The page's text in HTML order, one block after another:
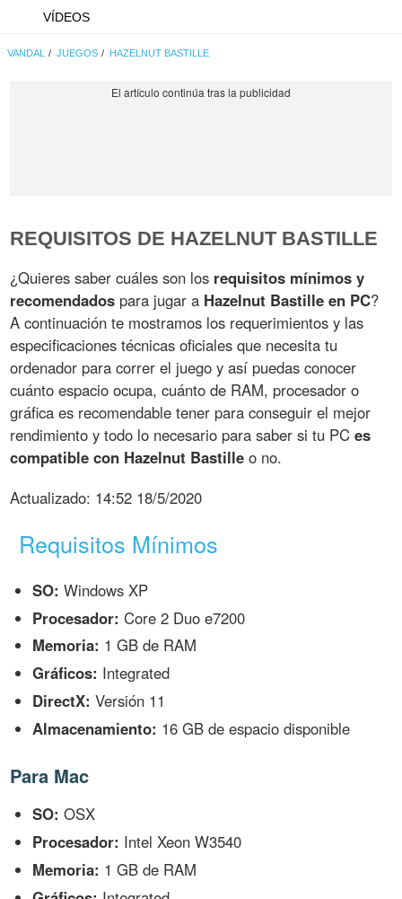
VÍDEOS
VANDAL JUEGOS HAZELNUT BASTILLE
REQUISITOS DE HAZELNUT BASTILLE
¿Quieres saber cuáles son los requisitos mínimos y
recomendados para jugar a Hazelnut Bastille en PC?
A continuación te mostramos los requerimientos y las
especificaciones técnicas oficiales que necesita tu
ordenador para correr el juego y así puedas conocer
cuánto espacio ocupa, cuánto de RAM, procesador o
gráfica es recomendable tener para conseguir el mejor
rendimiento y todo lo necesario para saber si tu PCes
compatible con Hazelnut Bastille o no.
Actualizado: 14:52 18/5/2020
Requisitos Mínimos
SO: Windows XP
Procesador: Core 2 Duo e7200
Memoria: 1 GB de RAM
Gráficos: Integrated
DirectX: Versión 11
Almacenamiento: 16 GB de espacio disponible
Para Mac
SO: OSX
Procesador: Intel Xeon W3540
Memoria: 1 GB de RAM